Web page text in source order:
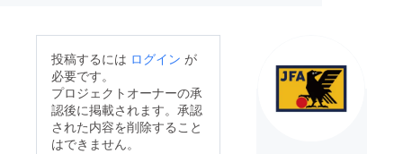
投稿するには ログイン が
必要です。
プロジェクトオーナーの承
認後に掲載されます。承認
された内容を削除すること
はできません。